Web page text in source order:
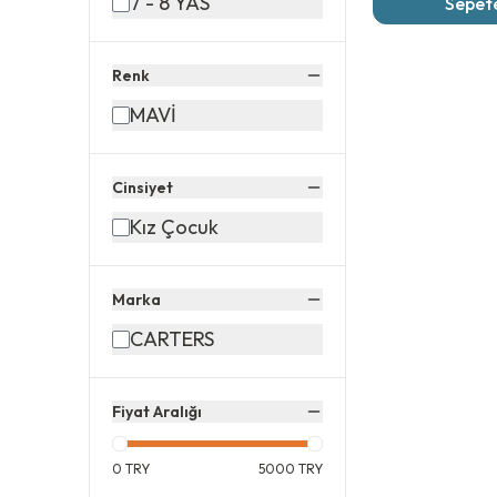
Renk
MAVİ
Cinsiyet
Kız Çocuk
Marka
CARTERS
Fiyat Aralığı
0 TRY 5000 TRY